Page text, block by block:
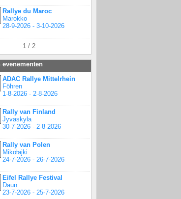
Rallye du Maroc
Marokko
28-9-2026 - 3-10-2026
1 / 2
ADAC Rallye Mittelrhein
Föhren
1-8-2026 - 2-8-2026
Rally van Finland
Jyvaskyla
30-7-2026 - 2-8-2026
Rally van Polen
Mikołajki
24-7-2026 - 26-7-2026
Eifel Rallye Festival
Daun
23-7-2026 - 25-7-2026